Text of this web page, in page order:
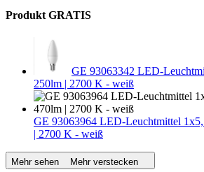
Produkt GRATIS
GE 93063342 LED-
250lm | 2700 K - weiß
GE 93063964 LED-Leuchtmittel
| 2700 K - weiß
Mehr sehen Mehr verstecken